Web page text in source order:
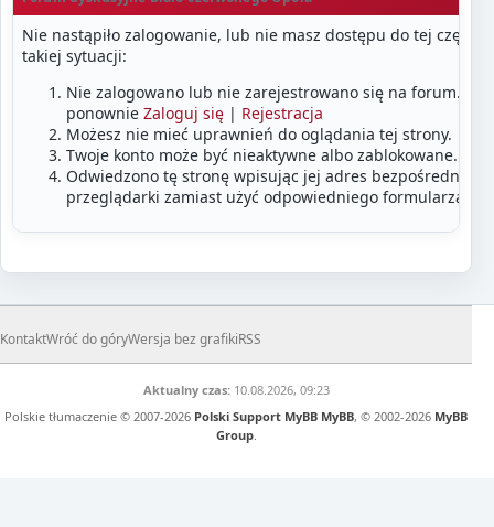
Nie nastąpiło zalogowanie, lub nie masz dostępu do tej części
takiej sytuacji:
Nie zalogowano lub nie zarejestrowano się na forum.
ponownie Zaloguj się | Rejestracja
Możesz nie mieć uprawnień do oglądania tej strony.
Twoje konto może być nieaktywne albo zablokowane.
Odwiedzono tę stronę wpisując jej adres bezpośrednio w
przeglądarki zamiast użyć odpowiedniego formularza
KontaktWróć do góryWersja bez grafikiRSS
Aktualny czas:10.08.2026, 09:23
Polskie tłumaczenie © 2007-2026 Polski Support MyBB MyBB, © 2002-2026 MyBB
Group.